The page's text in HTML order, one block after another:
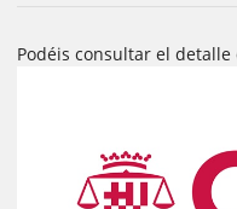
Podéis consultar el